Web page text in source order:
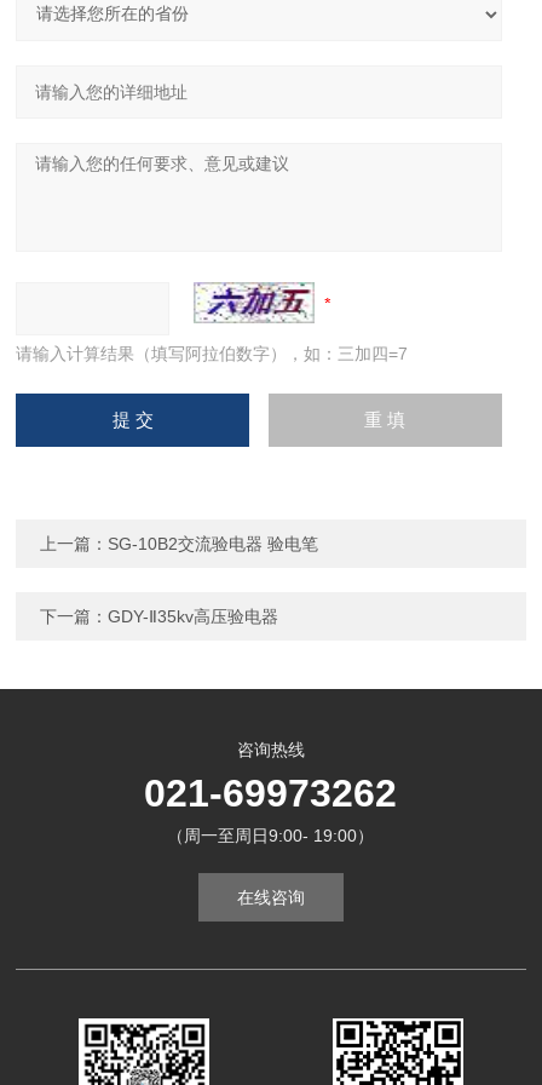
请输入计算结果（填写阿拉伯数字），如：三加四=7
上一篇： SG-10B2交流验电器 验电笔
下一篇：GDY-Ⅱ35kv高压验电器
咨询热线
021-69973262
（周一至周日9:00- 19:00）
在线咨询